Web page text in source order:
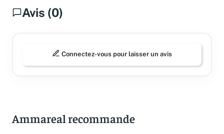
Avis (0)
Connectez-vous pour laisser un avis
Ammareal recommande